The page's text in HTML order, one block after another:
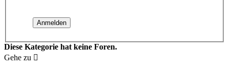
Diese Kategorie hat keine Foren.
Gehe zu